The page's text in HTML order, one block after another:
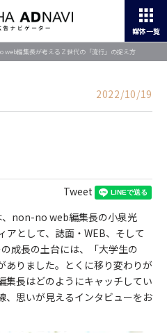
媒体一覧
web編集長が考えるＺ世代の「流行」の捉え方
2022/10/19
Tweet
、non-no web編集長の小泉光
アとして、誌面・WEB、そして
成長の土台には、「大学生の
ありました。とくに移り変わりが
集長はどのようにキャッチしてい
、思いが見えるインタビューをお